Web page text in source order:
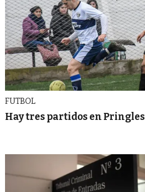
FUTBOL
Hay tres partidos en Pringles